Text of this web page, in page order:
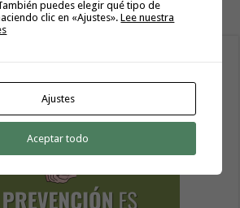
puedes elegir qué tipo de
clic en «Ajustes».Lee nuestra
Ajustes
Aceptar todo